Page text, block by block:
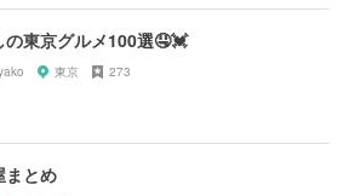
の東京グルメ100選🤤💓
東京 273
まとめ